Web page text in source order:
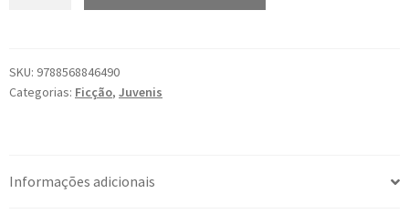
killer
quantidade
SKU: 9788568846490
Categorias: Ficção, Juvenis
Informações adicionais